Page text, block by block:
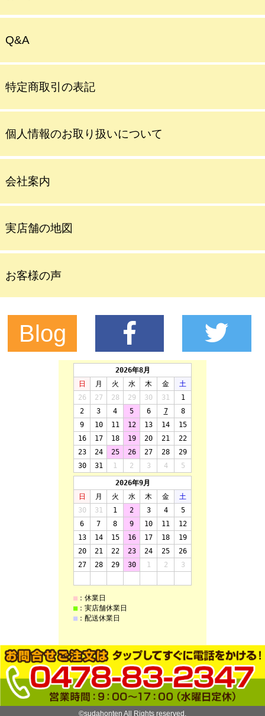
Q&A
特定商取引の表記
個人情報のお取り扱いについて
会社案内
実店舗の地図
お客様の声
Blog
©sudahonten All Rights reserved.